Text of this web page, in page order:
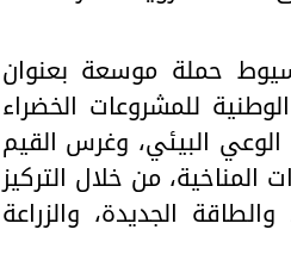
حملة موسعة بعنوان
للمشروعات الخضراء
إلى 27 يونيو 2024، بهدف رفع الوعي البيئي، وغرس القيم
المناخية، من خلال التركيز
الجديدة، والزراعة